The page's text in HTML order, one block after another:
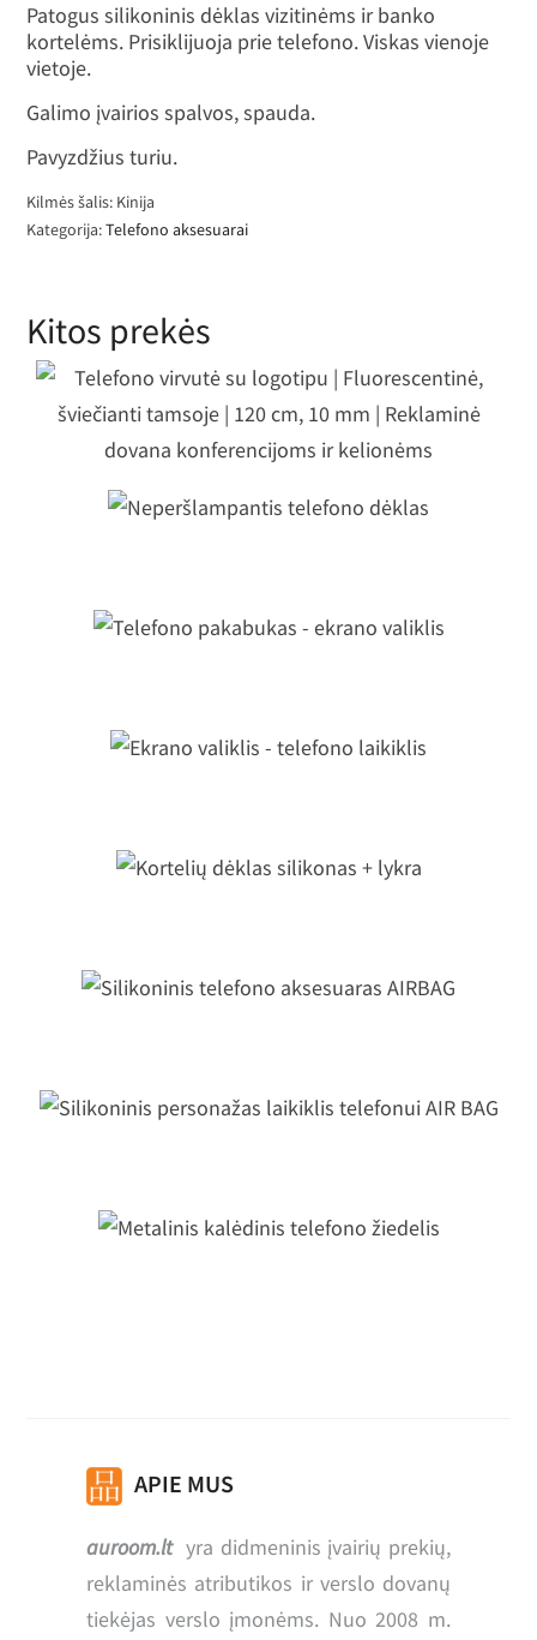
Patogus silikoninis dėklas vizitinėms ir banko
kortelėms. Prisiklijuoja prie telefono. Viskas vienoje
vietoje.
Galimo įvairios spalvos, spauda.
Pavyzdžius turiu.
Kilmės šalis: Kinija
Kategorija:Telefono aksesuarai
Kitos prekės
Telefono virvutė su logotipu |
šviečianti tamsoje |
cm, 10 mm | Reklaminė dovana
personažas laikiklis
APIE MUS
auroom.ltyra didmeninis įvairių prekių,
reklaminės atributikos ir verslo dovanų
tiekėjas verslo įmonėms. Nuo 2008 m.